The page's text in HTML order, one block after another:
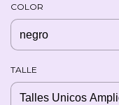
COLOR
TALLE